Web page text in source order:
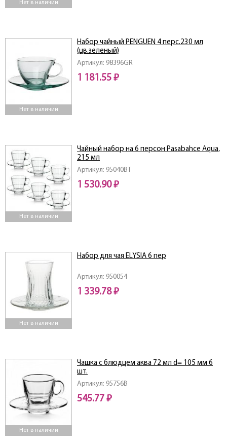
Нет в наличии
Нет в наличии
Артикул: 98396GR
Набор чайный PENGUEN 4 перс.230 мл
(цв.зеленый)
1 181.55 ₽
Нет в наличии
Артикул: 95040BT
Чайный набор на 6 персон Pasabahce Aqua,
215 мл
1 530.90 ₽
Нет в наличии
Артикул: 950054
Набор для чая ELYSIA 6 пер
1 339.78 ₽
Нет в наличии
Артикул: 95756B
Чашка с блюдцем аква 72 мл d= 105 мм 6
шт.
545.77 ₽